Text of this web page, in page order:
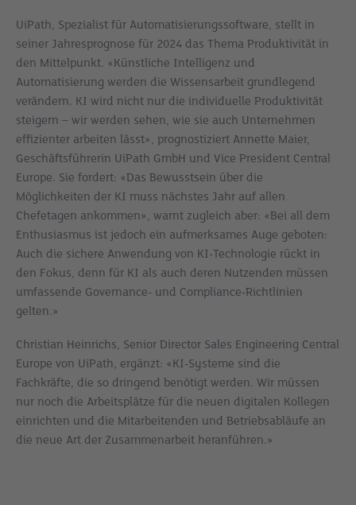
UiPath, Spezialist für Automatisierungssoftware, stellt in
seiner Jahresprognose für 2024 das Thema Produktivität in
den Mittelpunkt. «Künstliche Intelligenz und
Automatisierung werden die Wissensarbeit grundlegend
verändern. KI wird nicht nur die individuelle Produktivität
steigern – wir werden sehen, wie sie auch Unternehmen
effizienter arbeiten lässt», prognostiziert Annette Maier,
Geschäftsführerin UiPath GmbH und Vice President Central
Europe. Sie fordert: «Das Bewusstsein über die
Möglichkeiten der KI muss nächstes Jahr auf allen
Chefetagen ankommen», warnt zugleich aber: «Bei all dem
Enthusiasmus ist jedoch ein aufmerksames Auge geboten:
Auch die sichere Anwendung von KI-Technologie rückt in
den Fokus, denn für KI als auch deren Nutzenden müssen
umfassende Governance- und Compliance-Richtlinien
gelten.»
Christian Heinrichs, Senior Director Sales Engineering Central
Europe von UiPath, ergänzt: «KI-Systeme sind die
Fachkräfte, die so dringend benötigt werden. Wir müssen
nur noch die Arbeitsplätze für die neuen digitalen Kollegen
einrichten und die Mitarbeitenden und Betriebsabläufe an
die neue Art der Zusammenarbeit heranführen.»